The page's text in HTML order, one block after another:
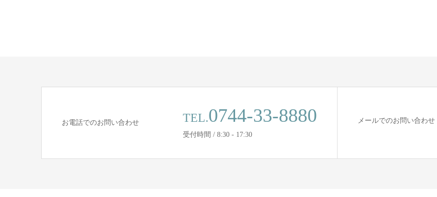
お電話でのお問い合わせ TEL.0744-33-8880
受付時間 / 8:30 - 17:30
メールでのお問い合わせ